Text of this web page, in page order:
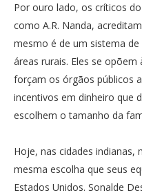
Por ouro lado, os críticos
como A.R. Nanda,
mesmo é de um sistema
áreas rurais. Eles se
forçam os órgãos públicos
incentivos em dinheiro que
escolhem o tamanho da
Hoje, nas cidades indianas,
mesma escolha que seus
Estados Unidos. Sonalde